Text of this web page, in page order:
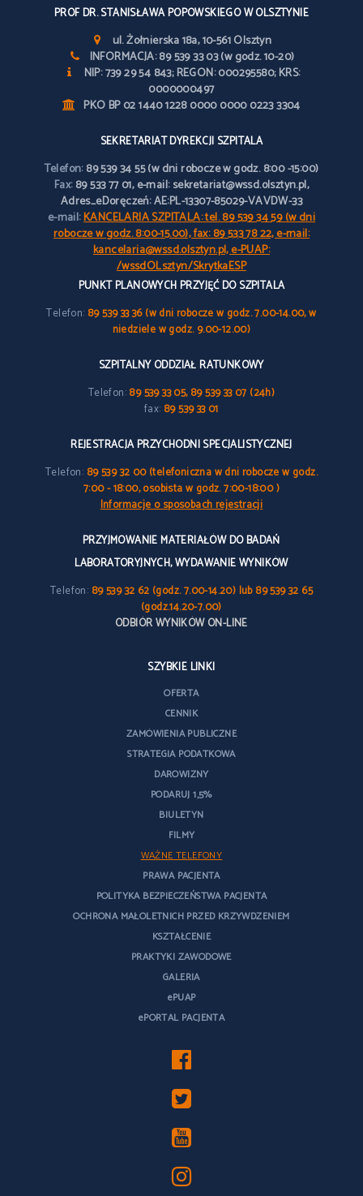
PROF DR. STANISŁAWA POPOWSKIEGO W OLSZTYNIE
ul. Żołnierska 18a, 10-561 Olsztyn
INFORMACJA: 89 539 33 03 (w godz. 10-20)
NIP: 739 29 54 843; REGON: 000295580; KRS:
0000000497
PKO BP 02 1440 1228 0000 0000 0223 3304
SEKRETARIAT DYREKCJI SZPITALA
Telefon:89 539 34 55 (w dni robocze w godz. 8:00 -15:00)
Fax:89 533 77 01, e-mail: sekretariat@wssd.olsztyn.pl,
Adres_eDoręczeń: AE:PL-13307-85029-VAVDW-33
e-mail:KANCELARIA SZPITALA: tel. 89 539 34 59 (w dni
robocze w godz. 8:00-15.00), fax: 89 533 78 22, e-mail:
kancelaria@wssd.olsztyn.pl, e-PUAP:
/wssdOLsztyn/SkrytkaESP
PUNKT PLANOWYCH PRZYJĘĆ DO SZPITALA
Telefon: 89 539 33 36 (w dni robocze w godz. 7.00-14.00, w
niedziele w godz. 9.00-12.00)
SZPITALNY ODDZIAŁ RATUNKOWY
Telefon:89 539 33 05, 89 539 33 07 (24h)
fax: 89 539 33 01
REJESTRACJA PRZYCHODNI SPECJALISTYCZNEJ
Telefon: 89 539 32 00 (telefoniczna w dni robocze w godz.
7:00 - 18:00, osobista w godz. 7:00-18:00 )
Informacje o sposobach rejestracji
PRZYJMOWANIE MATERIAŁÓW DO BADAŃ
LABORATORYJNYCH, WYDAWANIE WYNIKÓW
Telefon: 89 539 32 62 (godz. 7.00-14.20) lub 89 539 32 65
(godz.14.20-7.00)
ODBIÓR WYNIKÓW ON-LINE
SZYBKIE LINKI
OFERTA
CENNIK
ZAMÓWIENIA PUBLICZNE
STRATEGIA PODATKOWA
DAROWIZNY
PODARUJ 1,5%
BIULETYN
FILMY
WAŻNE TELEFONY
PRAWA PACJENTA
POLITYKA BEZPIECZEŃSTWA PACJENTA
OCHRONA MAŁOLETNICH PRZED KRZYWDZENIEM
KSZTAŁCENIE
PRAKTYKI ZAWODOWE
GALERIA
ePUAP
ePORTAL PACJENTA